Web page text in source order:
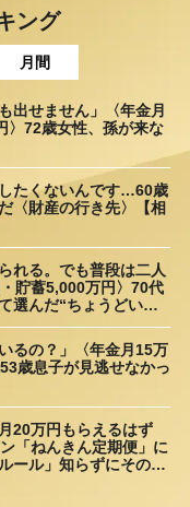
ング
月間
出せません」〈年金月
〉72歳女性、孫が来な
たくないんです…60歳
〈財産の行き先〉【相
れる。でも普段は二人
貯蓄5,000万円〉70代
選んだ“ちょうどいい
るの？」〈年金月15万
歳息子が見逃せなかっ
20万円もらえるはず
「ねんきん定期便」に
ール」知らずにそのま